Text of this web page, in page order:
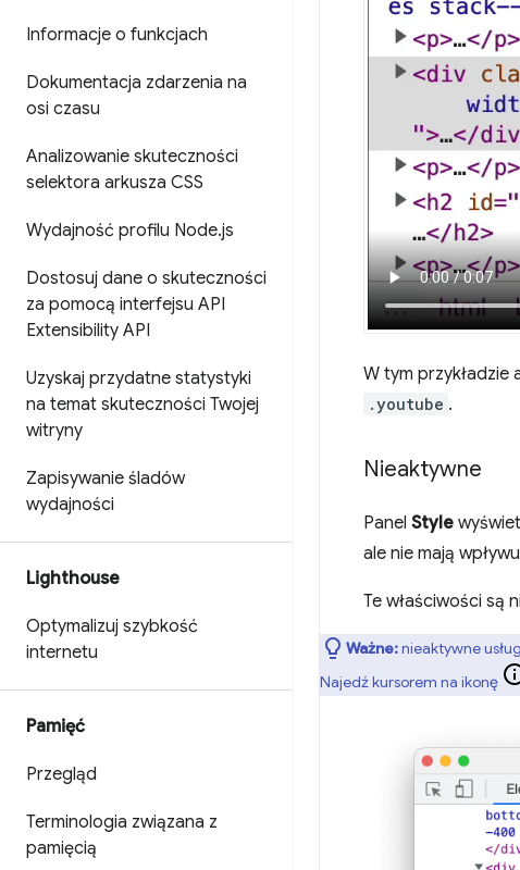
Informacje o funkcjach
Dokumentacja zdarzenia na
osi czasu
Analizowanie skuteczności
selektora arkusza CSS
Wydajność profilu Node.js
Dostosuj dane o skuteczności
za pomocą interfejsu API
Extensibility API
Uzyskaj przydatne statystyki
na temat skuteczności Twojej
witryny
Zapisywanie śladów
wydajności
Lighthouse
Optymalizuj szybkość
internetu
Pamięć
Przegląd
Terminologia związana z
pamięcią
W tym przykładzie
.youtube .
Nieaktywne
Panel Style
ale nie mają
Te właściwości są
Ważne:nieaktywne
Najedź kursorem na ikonę